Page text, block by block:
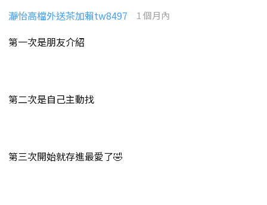
瀞怡高檔外送茶加賴tw8497 1 個月內
第一次是朋友介紹
第二次是自己主動找
第三次開始就存進最愛了🤣